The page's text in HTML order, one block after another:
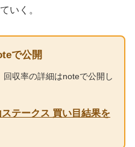
いく。
で公開
収率の詳細はnoteで公開し
テークス 買い目結果を